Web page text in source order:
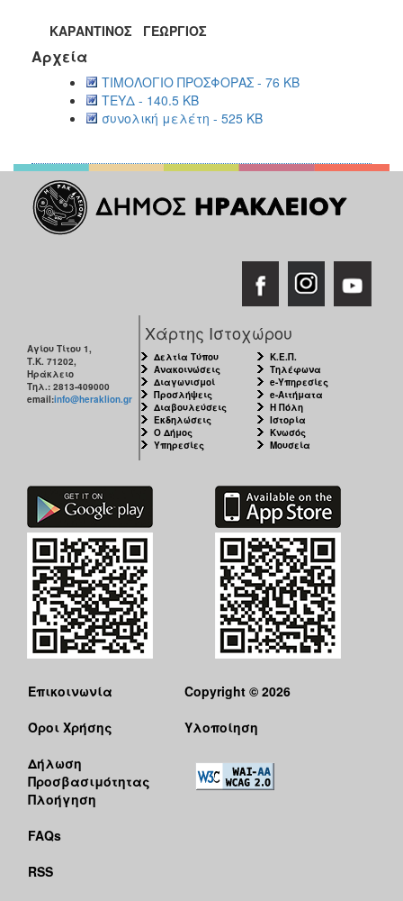
ΚΑΡΑΝΤΙΝΟΣ ΓΕΩΡΓΙΟΣ
Αρχεία
ΤΙΜΟΛΟΓΙΟ ΠΡΟΣΦΟΡΑΣ - 76 KB
ΤΕΥΔ - 140.5 KB
συνολική μελέτη - 525 KB
Αγίου Τίτου 1,
Τ.Κ. 71202,
Ηράκλειο
Τηλ.: 2813-409000
email:info@heraklion.gr
Χάρτης Ιστοχώρου
Δελτία Τύπου
Ανακοινώσεις
Διαγωνισμοί
Προσλήψεις
Διαβουλεύσεις
Εκδηλώσεις
Ο Δήμος
Υπηρεσίες
Κ.Ε.Π.
Τηλέφωνα
e-Υπηρεσίες
e-Αιτήματα
Η Πόλη
Ιστορία
Κνωσός
Μουσεία
Επικοινωνία
Όροι Χρήσης
Δήλωση
Προσβασιμότητας
Πλοήγηση
FAQs
RSS
Copyright © 2026
Υλοποίηση